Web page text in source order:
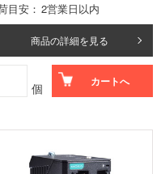
目安
2営業日以内
商品の詳細を見る
個 カートへ